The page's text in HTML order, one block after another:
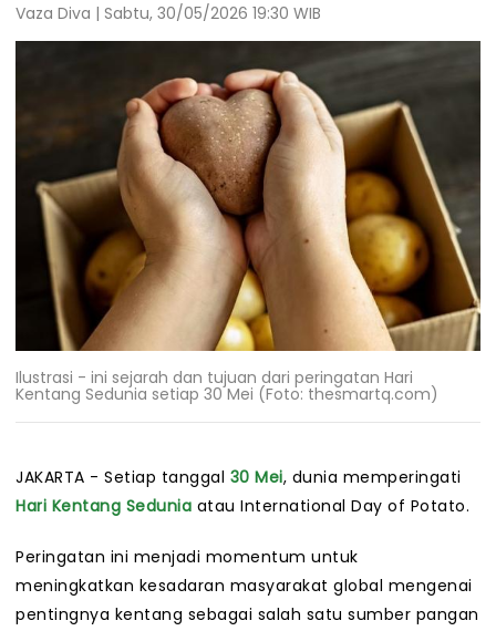
Vaza Diva | Sabtu, 30/05/2026 19:30 WIB
Ilustrasi - ini sejarah dan tujuan dari peringatan Hari
Kentang Sedunia setiap 30 Mei (Foto: thesmartq.com)
JAKARTA - Setiap tanggal 30 Mei, dunia memperingati
Hari Kentang Sedunia atau International Day of Potato.
Peringatan ini menjadi momentum untuk
meningkatkan kesadaran masyarakat global mengenai
pentingnya kentang sebagai salah satu sumber pangan